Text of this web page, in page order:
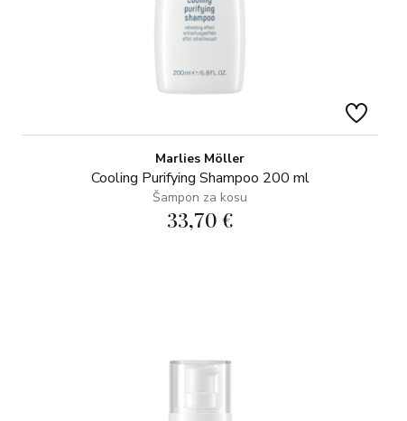
Marlies Möller
Cooling Purifying Shampoo 200 ml
Šampon za kosu
33,70 €